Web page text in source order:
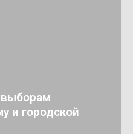
выборам
и городской